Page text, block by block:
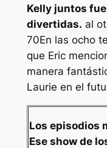
Kelly juntos
divertidas. al
70En las ocho
que Eric
manera
Laurie en el
Los episodios
Ese show de